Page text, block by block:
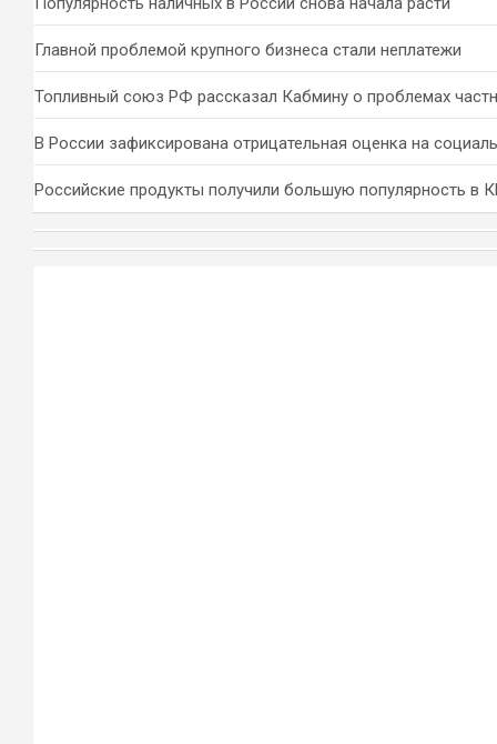
Главной проблемой крупного бизнеса стали неплатежи
Топливный союз РФ рассказал Кабмину о проблемах
В России зафиксирована отрицательная оценка на
Российские продукты получили большую популярность в